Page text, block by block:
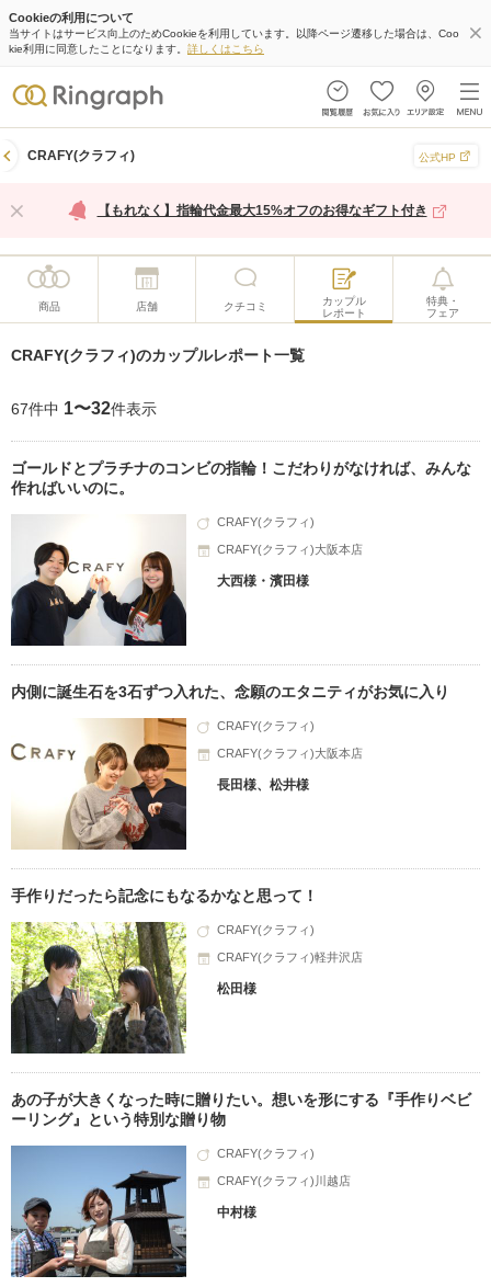
Cookieの利用について
当サイトはサービス向上のためCookieを利用しています。以降ページ遷移した場合は、Coo
kie利用に同意したことになります。 詳しくはこちら
CRAFY(クラフィ) 公式HP
【もれなく】指輪代金最大15%オフのお得なギフト付き
商品 店舗 クチコミ
カップル
レポート
特典・
フェア
CRAFY(クラフィ)のカップルレポート一覧
67件中 1〜32件表示
ゴールドとプラチナのコンビの指輪！こだわりがなければ、みんな
作ればいいのに。
CRAFY(クラフィ)
CRAFY(クラフィ)大阪本店
大西様・濱田様
内側に誕生石を3石ずつ入れた、念願のエタニティがお気に入り
CRAFY(クラフィ)
CRAFY(クラフィ)大阪本店
長田様、松井様
手作りだったら記念にもなるかなと思って！
CRAFY(クラフィ)
CRAFY(クラフィ)軽井沢店
松田様
あの子が大きくなった時に贈りたい。想いを形にする『手作りベビ
ーリング』という特別な贈り物
CRAFY(クラフィ)
CRAFY(クラフィ)川越店
中村様